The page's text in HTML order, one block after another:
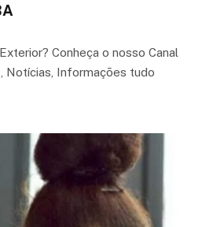
Conheça o nosso Canal
Notícias, Informações tudo